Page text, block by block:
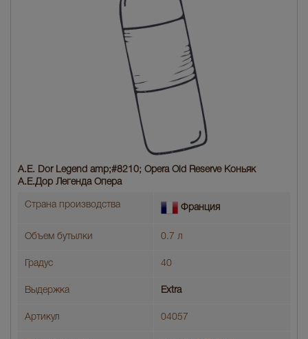
A.E. Dor Legend amp;#8210; Opera Old Reserve Коньяк
A.E.Дор Легенда Опера
Страна производства Франция
Объем бутылки 0.7 л
Градус 40
Выдержка Extra
Артикул 04057